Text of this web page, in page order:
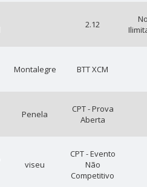
2.12
Montalegre BTT XCM
Penela
CPT - Prova
Aberta
viseu
CPT - Evento
Não
Competitivo